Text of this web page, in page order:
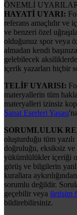
ÖNEMLİ
HAYATİ UYARI:
referans amaçlıdır ve
ve benzeri özel
olduğunuz spor veya
almadan kendi
gelebilecek
içerik yazarları hiçbir
TELİF UYARISI:
materyallerin tüm
materyalleri izinsiz
Sanat Eserleri Yasası
SORUMLULUK
oluşturduğu tüm
doğruluğu, eksiksiz ve
yükümlülükler içeriği
görüş ve bilgilerin
kurallara
sorumlu değildir.
geçebilir veya iletişim
bildirebilirsiniz.